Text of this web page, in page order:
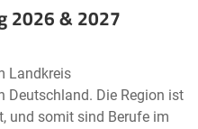
2026 & 2027
Leaflet| © OpenStreetMap2
Landkreis
Deutschland. Die Region ist
und somit sind Berufe im